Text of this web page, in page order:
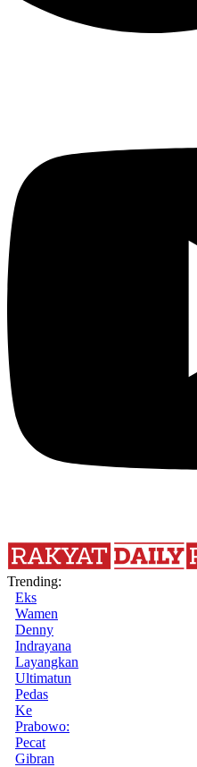
Trending:
Eks
Wamen
Denny
Indrayana
Layangkan
Ultimatun
Pedas
Ke
Prabowo:
Pecat
Gibran